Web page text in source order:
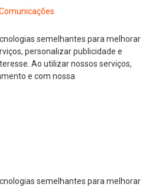
semelhantes para melhorar
personalizar publicidade e
Ao utilizar nossos serviços,
e com nossa
semelhantes para melhorar